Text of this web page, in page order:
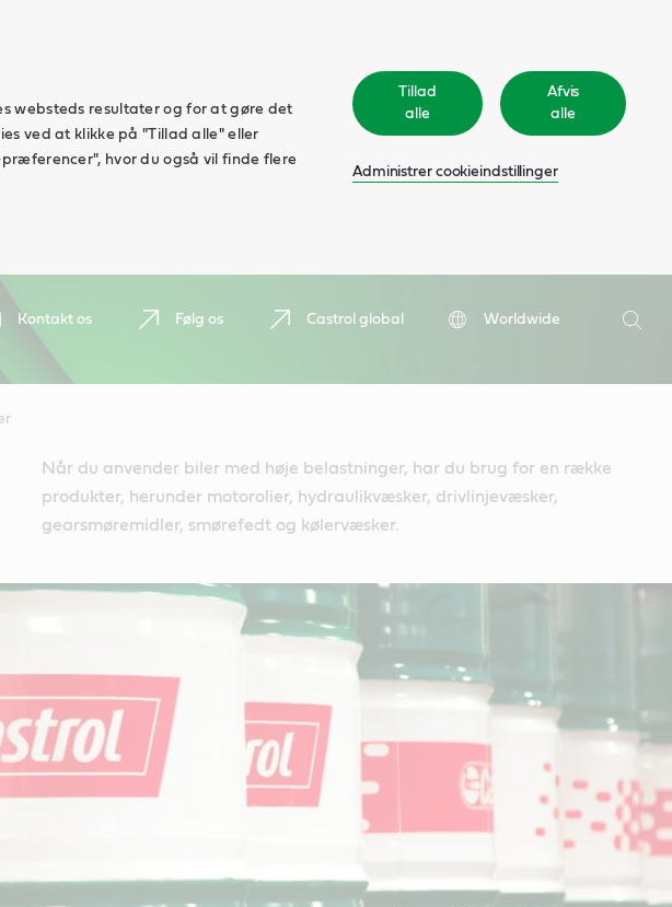
websteds resultater og for at gøre det
ved at klikke på "Tillad alle" eller
hvor du også vil finde flere
Tillad
alle
Afvis
alle
Administrer cookieindstillinger
Kontakt os Følg os Castrol global
Worldwide
Søge
Når du anvender biler med høje belastninger, har du brug for en række
produkter, herunder motorolier, hydraulikvæsker, drivlinjevæsker,
gearsmøremidler, smørefedt og kølervæsker.